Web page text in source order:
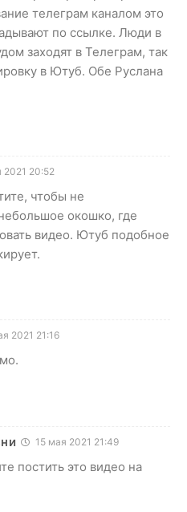
телеграм каналом это
по ссылке. Люди в
заходят в Телеграм, так
в Ютуб. Обе Руслана
2021 20:52
чтобы не
окошко, где
видео. Ютуб подобное
2021 21:16
15 мая 2021 21:49
постить это видео на